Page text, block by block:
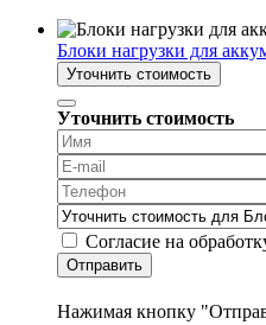
Блоки нагрузки для
Уточнить стоимость
Уточнить стоимость
Согласие на
Отправить
Нажимая кнопку